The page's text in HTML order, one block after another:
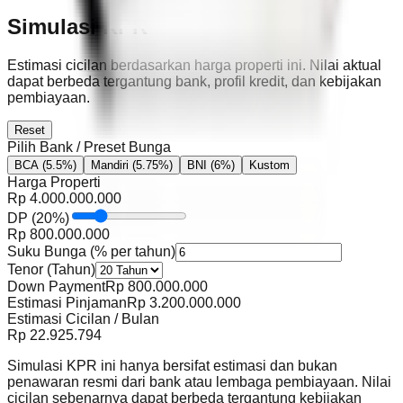
Simulasi KPR
Estimasi cicilan berdasarkan harga properti ini. Nilai aktual
dapat berbeda tergantung bank, profil kredit, dan kebijakan
pembiayaan.
Reset
Pilih Bank / Preset Bunga
BCA (5.5%) Mandiri (5.75%) BNI (6%) Kustom
Harga Properti
Rp 4.000.000.000
DP (20%)
Rp 800.000.000
Suku Bunga (% per tahun)
Tenor (Tahun)
Down PaymentRp 800.000.000
Estimasi PinjamanRp 3.200.000.000
Estimasi Cicilan / Bulan
Rp 22.925.794
Simulasi KPR ini hanya bersifat estimasi dan bukan
penawaran resmi dari bank atau lembaga pembiayaan. Nilai
cicilan sebenarnya dapat berbeda tergantung kebijakan